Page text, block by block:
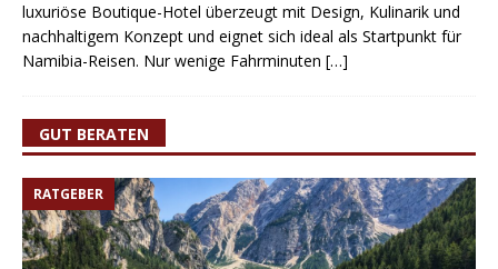
luxuriöse Boutique-Hotel überzeugt mit Design, Kulinarik und
nachhaltigem Konzept und eignet sich ideal als Startpunkt für
Namibia-Reisen. Nur wenige Fahrminuten […]
GUT BERATEN
RATGEBER